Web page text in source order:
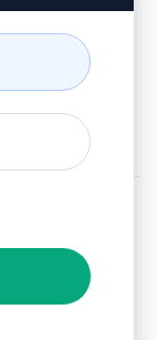
are the
registered